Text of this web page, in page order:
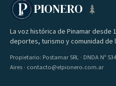
PIONERO
La voz histórica de Pinamar desde
deportes, turismo y comunidad de
Propietario: Postamar SRL · DNDA Nº
Aires · contacto@elpionero.com.ar